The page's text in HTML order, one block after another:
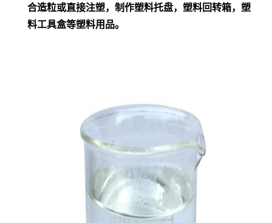
合造粒或直接注塑，制作塑料托盘，塑料回转箱，塑
料工具盒等塑料用品。